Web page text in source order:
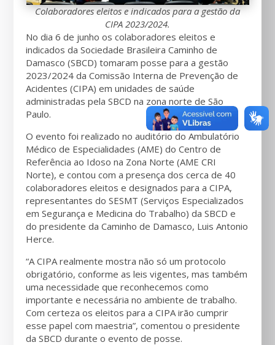
Colaboradores eleitos e indicados para a gestão da
CIPA 2023/2024.
No dia 6 de junho os colaboradores eleitos e
indicados da Sociedade Brasileira Caminho de
Damasco (SBCD) tomaram posse para a gestão
2023/2024 da Comissão Interna de Prevenção de
Acidentes (CIPA) em unidades de saúde
administradas pela SBCD na zona norte de São
Paulo.
O evento foi realizado no auditório do Ambulatório
Médico de Especialidades (AME) do Centro de
Referência ao Idoso na Zona Norte (AME CRI
Norte), e contou com a presença dos cerca de 40
colaboradores eleitos e designados para a CIPA,
representantes do SESMT (Serviços Especializados
em Segurança e Medicina do Trabalho) da SBCD e
do presidente da Caminho de Damasco, Luis Antonio
Herce.
“A CIPA realmente mostra não só um protocolo
obrigatório, conforme as leis vigentes, mas também
uma necessidade que reconhecemos como
importante e necessária no ambiente de trabalho.
Com certeza os eleitos para a CIPA irão cumprir
esse papel com maestria”, comentou o presidente
da SBCD durante o evento de posse.